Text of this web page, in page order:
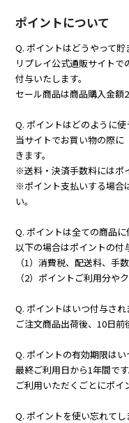
ポイントについて
Q. ポイントはどうやって貯
リプレイ公式通販サイト
付与いたします。
セール商品は商品購入金額
Q. ポイントはどのように使
当サイトでお買い物の際
きます。
※送料・決済手数料にはポ
※ポイント支払いする場合
い。
Q. ポイントは全ての商品
以下の場合はポイントの付
（1）消費税、配送料、手
（2）ポイントご利用分や
Q. ポイントはいつ付与され
ご注文商品出荷後、10日前
Q. ポイントの有効期限はい
最終ご利用日から1年間です
ご利用いただくごとにポイ
Q. ポイントを使い忘れてし